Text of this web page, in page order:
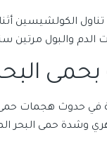
الكولشيسين
والبول مرتين
بحمى
في حدوث هجمات حمى